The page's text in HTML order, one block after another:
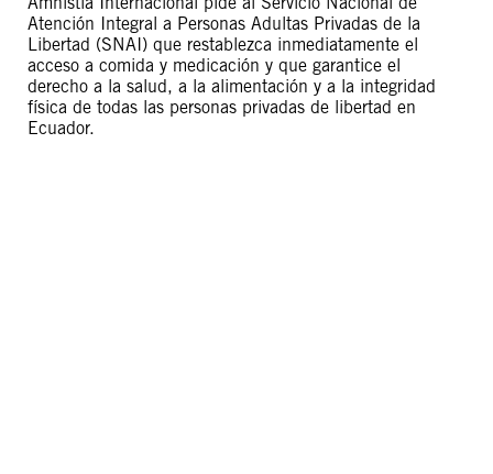
Atención Integral a Personas Adultas Privadas de la
Libertad (SNAI) que restablezca inmediatamente el
acceso a comida y medicación y que garantice el
derecho a la salud, a la alimentación y a la integridad
física de todas las personas privadas de libertad en
Ecuador.